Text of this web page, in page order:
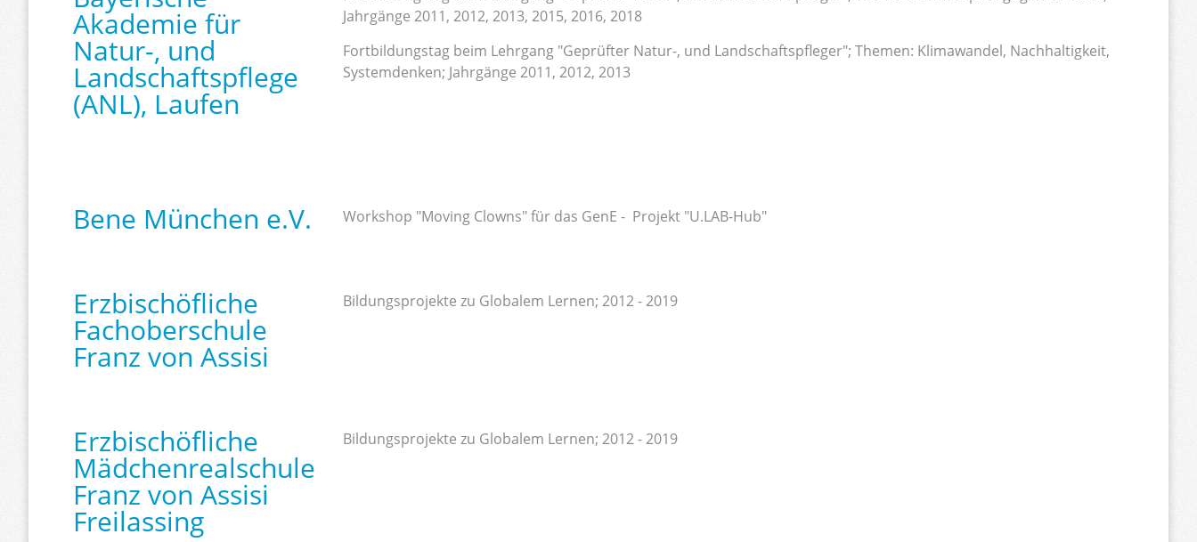
Akademie für
Natur-, und
Landschaftspflege
(ANL), Laufen
Jahrgänge 2011, 2012, 2013, 2015, 2016, 2018
Fortbildungstag beim Lehrgang "Geprüfter Natur-, und Landschaftspfleger"; Themen: Klimawandel, Nachhaltigkeit,
Systemdenken; Jahrgänge 2011, 2012, 2013
Bene München e.V. Workshop "Moving Clowns" für das GenE - Projekt "U.LAB-Hub"
Erzbischöfliche
Fachoberschule
Franz von Assisi
Bildungsprojekte zu Globalem Lernen; 2012 - 2019
Erzbischöfliche
Mädchenrealschule
Franz von Assisi
Freilassing
Bildungsprojekte zu Globalem Lernen; 2012 - 2019